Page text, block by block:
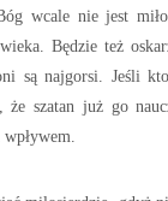
wcale nie jest
Będzie też
są najgorsi. Jeśli
szatan już go